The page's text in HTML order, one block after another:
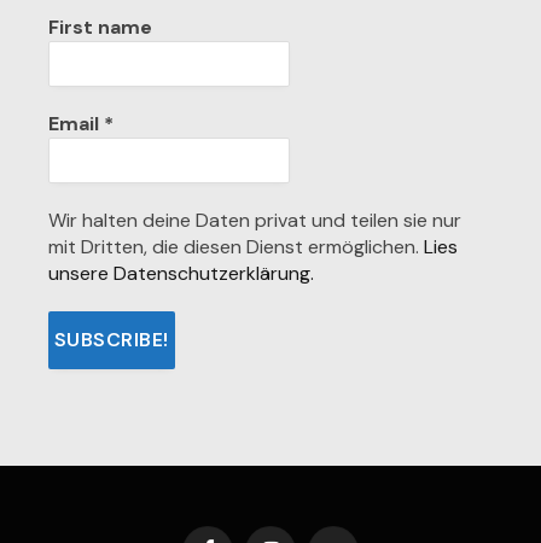
First name
Email *
Wir halten deine Daten privat und teilen sie nur
mit Dritten, die diesen Dienst ermöglichen. Lies
unsere Datenschutzerklärung.